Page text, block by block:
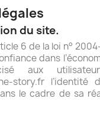
du site.
6 de la loi n°
dans
aux
story.fr l’identité
le cadre de sa